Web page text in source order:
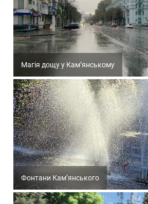
Магія дощу у Кам’янському
Фонтани Кам’янського